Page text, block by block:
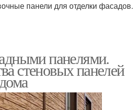
панели для отделки фасадов.
панелями.
стеновых панелей